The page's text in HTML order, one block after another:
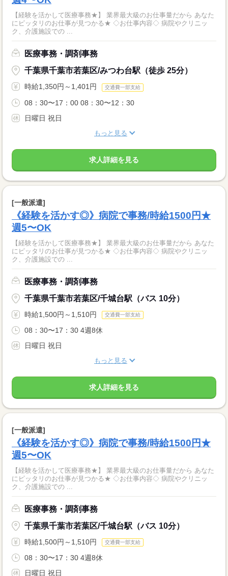
【経験を活かして医療事務★】 業界最大級のお仕事量だから あなた
にピッタリのお仕事が見つかる★ ◇お仕事内容◇ 病院やクリニッ
ク、介護施設での ...
医療事務・調剤事務
千葉県千葉市若葉区/みつわ台駅（徒歩 25分）
時給1,350円～1,401円 交通費一部支給
08：30〜17：00 08：30〜12：30
日曜日 祝日
もっと見る
求人詳細を見る
[一般派遣]
《経験を活かす◎》病院で事務/時給1500円★
週5〜OK
【経験を活かして医療事務★】 業界最大級のお仕事量だから あなた
にピッタリのお仕事が見つかる★ ◇お仕事内容◇ 病院やクリニッ
ク、介護施設での ...
医療事務・調剤事務
千葉県千葉市若葉区/千城台駅（バス 10分）
時給1,500円～1,510円 交通費一部支給
08：30〜17：30 4週8休
日曜日 祝日
もっと見る
求人詳細を見る
[一般派遣]
《経験を活かす◎》病院で事務/時給1500円★
週5〜OK
【経験を活かして医療事務★】 業界最大級のお仕事量だから あなた
にピッタリのお仕事が見つかる★ ◇お仕事内容◇ 病院やクリニッ
ク、介護施設での ...
医療事務・調剤事務
千葉県千葉市若葉区/千城台駅（バス 10分）
時給1,500円～1,510円 交通費一部支給
08：30〜17：30 4週8休
日曜日 祝日